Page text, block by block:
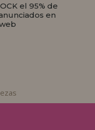
el 95% de
en